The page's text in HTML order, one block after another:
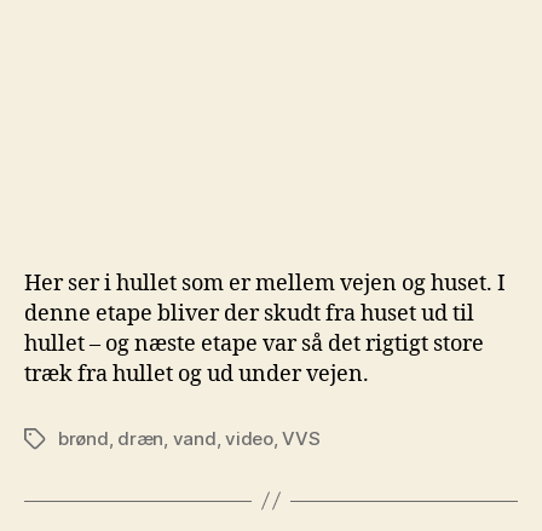
Her ser i hullet som er mellem vejen og huset. I
denne etape bliver der skudt fra huset ud til
hullet – og næste etape var så det rigtigt store
træk fra hullet og ud under vejen.
Tagsbrønd, dræn, vand,video,VVS